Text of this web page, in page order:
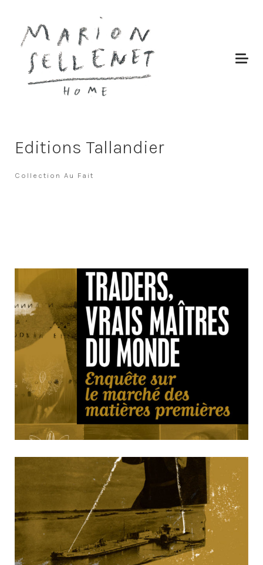
Editions Tallandier
Collection Au Fait